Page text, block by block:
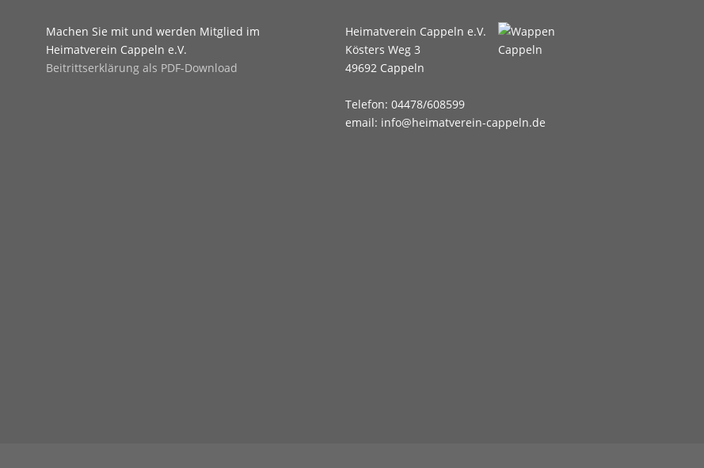
Machen Sie mit und werden Mitglied im
Heimatverein Cappeln e.V.
Beitrittserklärung als PDF-Download
Heimatverein Cappeln e.V.
Kösters Weg 3
49692 Cappeln
Telefon: 04478/608599
email: info@heimatverein-cappeln.de